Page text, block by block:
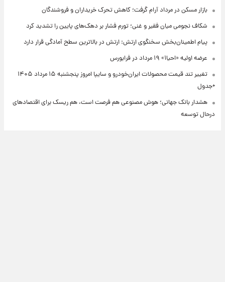
بازار مسکن در مرداد آرام گرفت؛ کاهش تحرک خریداران و فروشندگان
شکاف نجومی میان فقیر و غنی؛ تورم فشار بر دهک‌های پایین را تشدید کرد
پیام اطمینان‌بخش سخنگوی ارتش: ارتش در بالاترین سطح آمادگی قرار دارد
عرضه اولیه «احیا۱» ۱۹ مرداد در فرابورس
تغییر تند قیمت محصولات ایران‌خودرو و سایپا امروز پنجشنبه ۱۵ مرداد ۱۴۰۵
+جدول
هشدار بانک جهانی؛ هوش مصنوعی هم فرصت است، هم ریسک برای اقتصادهای
درحال توسعه